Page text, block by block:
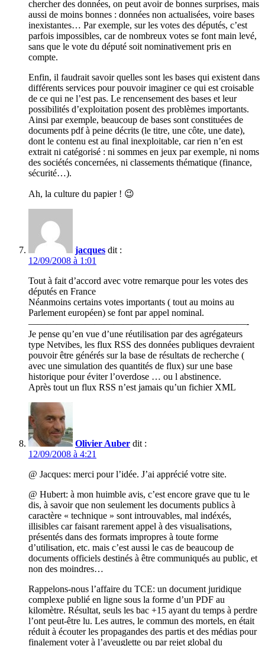
chercher des données, on peut avoir de bonnes surprises, mais
aussi de moins bonnes : données non actualisées, voire bases
inexistantes… Par exemple, sur les votes des députés, c’est
parfois impossibles, car de nombreux votes se font main levé,
sans que le vote du député soit nominativement pris en
compte.
Enfin, il faudrait savoir quelles sont les bases qui existent dans
différents services pour pouvoir imaginer ce qui est croisable
de ce qui ne l’est pas. Le rencensement des bases et leur
possibilités d’exploitation posent des problèmes importants.
Ainsi par exemple, beaucoup de bases sont constituées de
documents pdf à peine décrits (le titre, une côte, une date),
dont le contenu est au final inexploitable, car rien n’en est
extrait ni catégorisé : ni sommes en jeux par exemple, ni noms
des sociétés concernées, ni classements thématique (finance,
sécurité…).
Ah, la culture du papier ! 😉
jacques dit :
12/09/2008 à 1:01
Tout à fait d’accord avec votre remarque pour les votes des
députés en France
Néanmoins certains votes importants ( tout au moins au
Parlement européen) se font par appel nominal.
———————————————————————-
Je pense qu’en vue d’une réutilisation par des agrégateurs
type Netvibes, les flux RSS des données publiques devraient
pouvoir être générés sur la base de résultats de recherche (
avec une simulation des quantités de flux) sur une base
historique pour éviter l’overdose … ou l abstinence.
Après tout un flux RSS n’est jamais qu’un fichier XML
Olivier Auber dit :
12/09/2008 à 4:21
@ Jacques: merci pour l’idée. J’ai apprécié votre site.
@ Hubert: à mon huimble avis, c’est encore grave que tu le
dis, à savoir que non seulement les documents publics à
caractère « technique » sont introuvables, mal indéxés,
illisibles car faisant rarement appel à des visualisations,
présentés dans des formats impropres à toute forme
d’utilisation, etc. mais c’est aussi le cas de beaucoup de
documents officiels destinés à être communiqués au public, et
non des moindres…
Rappelons-nous l’affaire du TCE: un document juridique
complexe publié en ligne sous la forme d’un PDF au
kilomètre. Résultat, seuls les bac +15 ayant du temps à perdre
l’ont peut-être lu. Les autres, le commun des mortels, en était
réduit à écouter les propagandes des partis et des médias pour
finalement voter à l’aveuglette ou par rejet global du